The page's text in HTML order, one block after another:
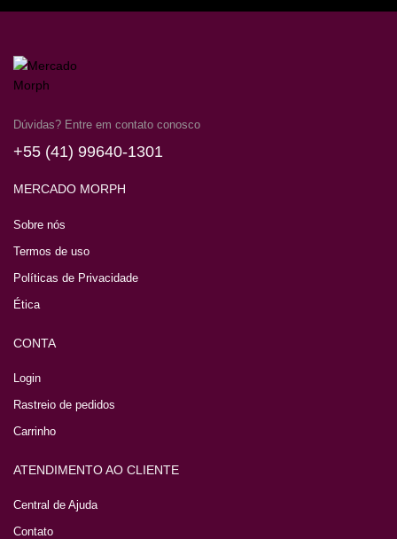
Dúvidas? Entre em contato conosco
+55 (41) 99640-1301
MERCADO MORPH
Sobre nós
Termos de uso
Políticas de Privacidade
Ética
CONTA
Login
Rastreio de pedidos
Carrinho
ATENDIMENTO AO CLIENTE
Central de Ajuda
Contato